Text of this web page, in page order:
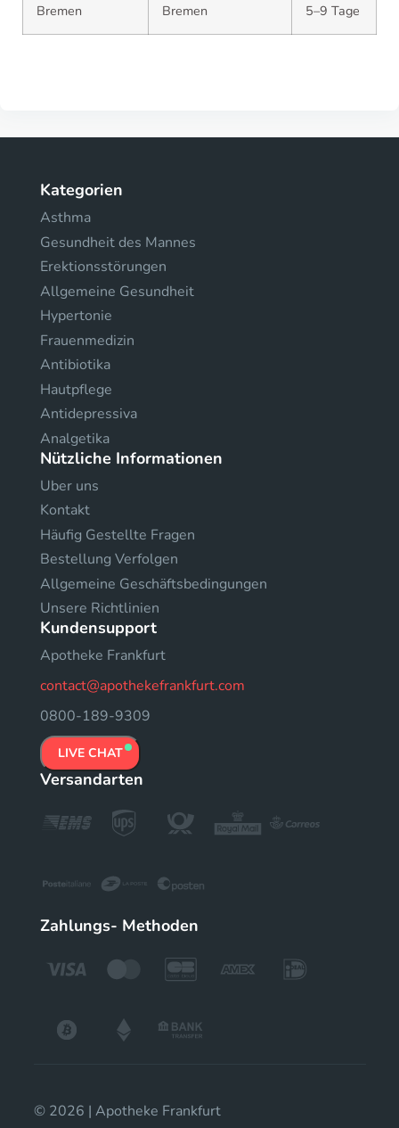
Bremen Bremen 5–9 Tage
Kategorien
Asthma
Gesundheit des Mannes
Erektionsstörungen
Allgemeine Gesundheit
Hypertonie
Frauenmedizin
Antibiotika
Hautpflege
Antidepressiva
Analgetika
Nützliche Informationen
Uber uns
Kontakt
Häufig Gestellte Fragen
Bestellung Verfolgen
Allgemeine Geschäftsbedingungen
Unsere Richtlinien
Kundensupport
Apotheke Frankfurt
contact@apothekefrankfurt.com
0800-189-9309
LIVE CHAT
Versandarten
Zahlungs- Methoden
© 2026 | Apotheke Frankfurt